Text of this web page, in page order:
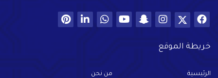
خريطة الموقع
الرئيسية من نحن